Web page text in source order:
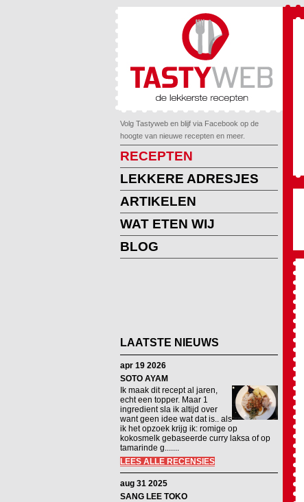
Volg Tastyweb en blijf via Facebook op de
hoogte van nieuwe recepten en meer.
RECEPTEN
LEKKERE ADRESJES
ARTIKELEN
WAT ETEN WIJ
BLOG
LAATSTE NIEUWS
apr 19 2026
SOTO AYAM
Ik maak dit recept al jaren,
echt een topper. Maar 1
ingredient sla ik altijd over
want geen idee wat dat is.. als
ik het opzoek krijg ik: romige op
kokosmelk gebaseerde curry laksa of op
tamarinde g.......
LEES ALLE RECENSIES
aug 31 2025
SANG LEE TOKO